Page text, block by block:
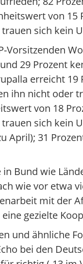
von
sich kein
Vorsitzenden
29 Prozent
erreicht
ihn nicht oder
von 18
sich kein
April); 31
Bund wie
wie vor etwa
mit der
gezielte
und ähnliche
bei den